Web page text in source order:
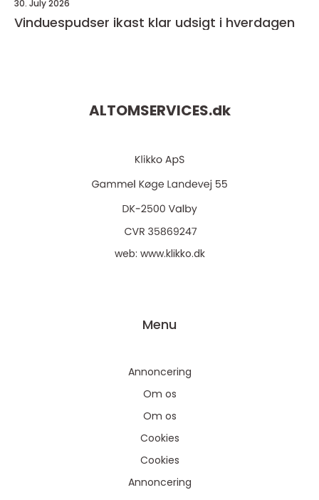
30. July 2026
Vinduespudser ikast klar udsigt i hverdagen
ALTOMSERVICES.dk
web: www.klikko.dk
Menu
Annoncering
Om os
Om os
Cookies
Cookies
Annoncering